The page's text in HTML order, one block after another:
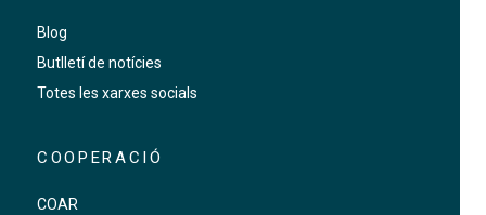
Blog
Butlletí de notícies
Totes les xarxes socials
COOPERACIÓ
COAR